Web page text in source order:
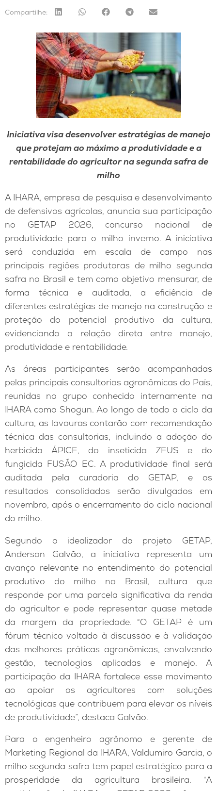
Compartilhe:
Iniciativa visa desenvolver estratégias de manejo
que protejam ao máximo a produtividade e a
rentabilidade do agricultor na segunda safra de
milho
A IHARA, empresa de pesquisa e desenvolvimento
de defensivos agrícolas, anuncia sua participação
no GETAP 2026, concurso nacional de
produtividade para o milho inverno. A iniciativa
será conduzida em escala de campo nas
principais regiões produtoras de milho segunda
safra no Brasil e tem como objetivo mensurar, de
forma técnica e auditada, a eficiência de
diferentes estratégias de manejo na construção e
proteção do potencial produtivo da cultura,
evidenciando a relação direta entre manejo,
produtividade e rentabilidade.
As áreas participantes serão acompanhadas
pelas principais consultorias agronômicas do País,
reunidas no grupo conhecido internamente na
IHARA como Shogun. Ao longo de todo o ciclo da
cultura, as lavouras contarão com recomendação
técnica das consultorias, incluindo a adoção do
herbicida ÁPICE, do inseticida ZEUS e do
fungicida FUSÃO EC. A produtividade final será
auditada pela curadoria do GETAP, e os
resultados consolidados serão divulgados em
novembro, após o encerramento do ciclo nacional
do milho.
Segundo o idealizador do projeto GETAP,
Anderson Galvão, a iniciativa representa um
avanço relevante no entendimento do potencial
produtivo do milho no Brasil, cultura que
responde por uma parcela significativa da renda
do agricultor e pode representar quase metade
da margem da propriedade. “O GETAP é um
fórum técnico voltado à discussão e à validação
das melhores práticas agronômicas, envolvendo
gestão, tecnologias aplicadas e manejo. A
participação da IHARA fortalece esse movimento
ao apoiar os agricultores com soluções
tecnológicas que contribuem para elevar os níveis
de produtividade”, destaca Galvão.
Para o engenheiro agrônomo e gerente de
Marketing Regional da IHARA, Valdumiro Garcia, o
milho segunda safra tem papel estratégico para a
prosperidade da agricultura brasileira. “A